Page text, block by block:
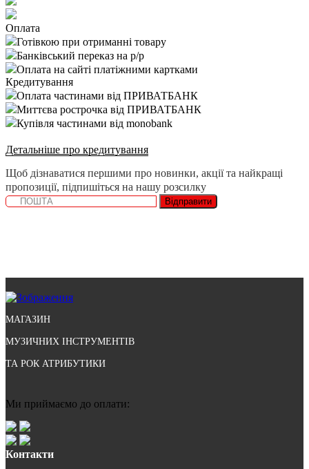
Оплата
Готівкою при отриманні товару
Банківський переказ на р/р
Оплата на сайті платіжними картками
Кредитування
Оплата частинами від ПРИВАТБАНК
Миттєва рострочка від ПРИВАТБАНК
Купівля частинами від monobank
Детальніше про кредитування
Щоб дізнаватися першими про новинки, акції та найкращі
пропозиції, підпишіться на нашу розсилку
Відправити
МАГАЗИН
МУЗИЧНИХ ІНСТРУМЕНТІВ
ТА РОК АТРИБУТИКИ
Ми приймаємо до оплати:
Контакти